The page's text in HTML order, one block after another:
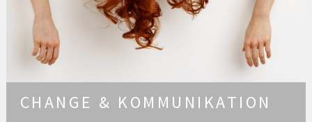
CHANGE & KOMMUNIKATION